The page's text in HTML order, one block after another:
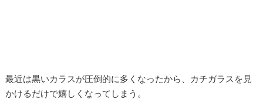
最近は黒いカラスが圧倒的に多くなったから、カチガラスを見
かけるだけで嬉しくなってしまう。